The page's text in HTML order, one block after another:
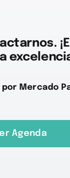
Mercado
Agenda